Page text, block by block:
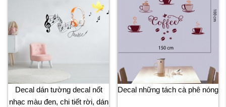
Decal dán tường decal nốt
nhạc màu đen, chi tiết rời, dán
Decal những tách cà phê nóng